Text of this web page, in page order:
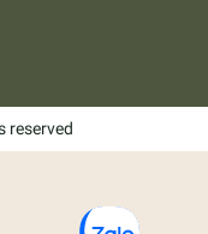
reserved